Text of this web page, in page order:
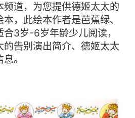
频道，为您提供德姬太太的
，此绘本作者是芭蕉绿、
3岁-6岁年龄少儿阅读，
告别演出简介、德姬太太
。